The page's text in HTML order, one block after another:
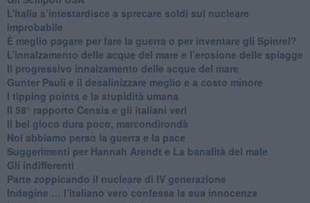
L’Italia s’intestardisce a sprecare soldi sul nucleare
improbabile
È meglio pagare per fare la guerra o per inventare gli Spinrel?
​L’innalzamento delle acque del mare e l’erosione delle spiagge
​Il progressivo innalzamento delle acque del mare
​Gunter Pauli e il desalinizzare meglio e a costo minore
I tipping points e la stupidità umana
​Il 58° rapporto Censis e gli italiani veri
​Il bel gioco dura poco, marcondirondà
Noi abbiamo perso la guerra e la pace
Suggerimenti per Hannah Arendt e La banalità del male
​Gli indifferenti
Parte zoppicando il nucleare di IV generazione
​Indagine … l’italiano vero confessa la sua innocenza